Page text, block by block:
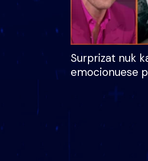
Surprizat nuk
emocionuese